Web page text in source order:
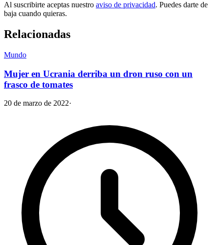
Al suscribirte aceptas nuestro aviso de privacidad. Puedes darte de
baja cuando quieras.
Relacionadas
Mundo
Mujer en Ucrania derriba un dron ruso con un
frasco de tomates
20 de marzo de 2022·